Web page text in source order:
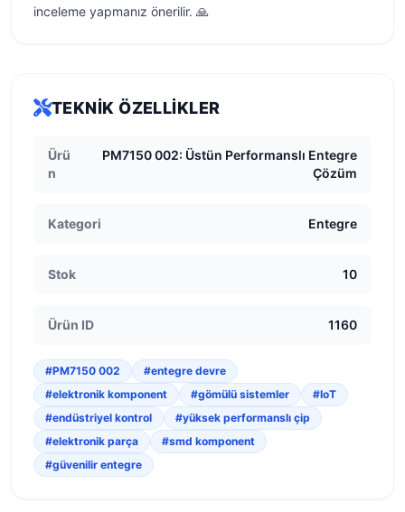
inceleme yapmanız önerilir. 🙏
TEKNIK ÖZELLIKLER
Ürü
n
PM7150 002: Üstün Performanslı Entegre
Çözüm
Kategori Entegre
Stok 10
Ürün ID 1160
#PM7150 002
#entegre devre
#elektronik komponent
#gömülü sistemler
#IoT
#endüstriyel kontrol
#yüksek performanslı çip
#elektronik parça
#smd komponent
#güvenilir entegre